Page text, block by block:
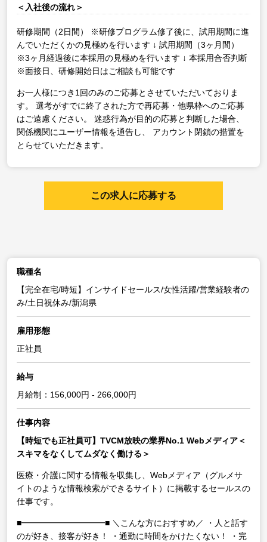
＜入社後の流れ＞
研修期間（2日間）
※研修プログラム修了後に、試用期間に進
んでいただくかの見極めを行います ↓ 試用期間（3ヶ月間）
※3ヶ月経過後に本採用の見極めを行います ↓ 本採用合否判断
※面接日、研修開始日はご相談も可能です
お一人様につき1回のみのご応募とさせていただいておりま
す。
選考がすでに終了された方で再応募・他県枠へのご応募
はご遠慮ください。
迷惑行為が目的の応募と判断した場合、
関係機関にユーザー情報を通告し、
アカウント閉鎖の措置を
とらせていただきます。
この求人に応募する
職種名
【完全在宅/時短】インサイドセールス/女性活躍/営業経験者の
み/土日祝休み/新潟県
雇用形態
正社員
給与
月給制：156,000円 - 266,000円
仕事内容
【時短でも正社員可】TVCM放映の業界No.1 Webメディア＜
スキマをなくしてムダなく働ける＞
医療・介護に関する情報を収集し、Webメディア（グルメサ
イトのような情報検索ができるサイト）に掲載するセールスの
仕事です。
■━━━━━━━━━━■ ＼こんな方におすすめ／
・人と話す
のが好き、接客が好き！
・通勤に時間をかけたくない！
・完